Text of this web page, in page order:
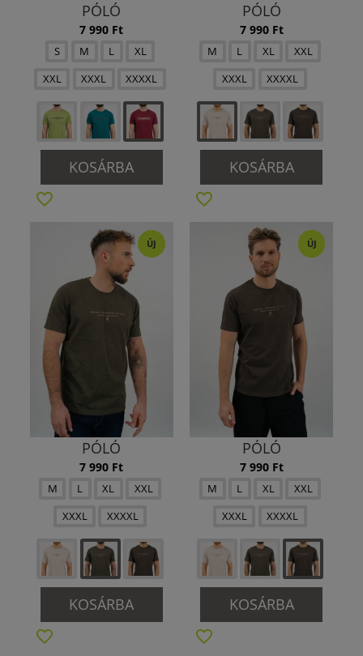
PÓLÓ
7 990 Ft
S M L
XL
XXL
XXXL XXXXL
KOSÁRBA
PÓLÓ
7 990 Ft
M L XL
XXL
XXXL
XXXXL
KOSÁRBA
ÚJ
PÓLÓ
7 990 Ft
M L XL
XXL
XXXL
XXXXL
KOSÁRBA
ÚJ
PÓLÓ
7 990 Ft
M L XL
XXL
XXXL
XXXXL
KOSÁRBA